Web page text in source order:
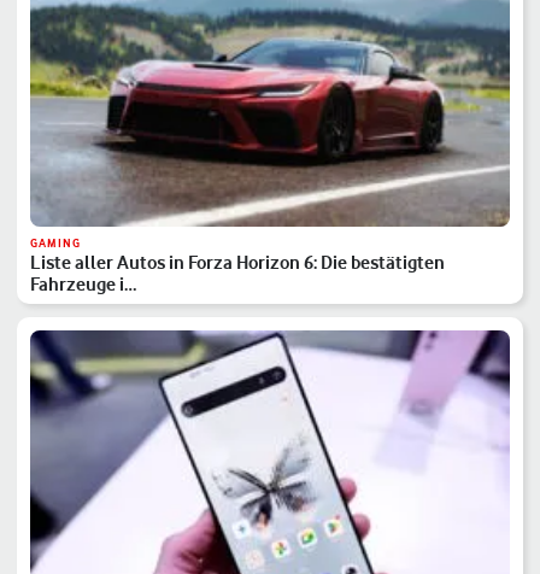
GAMING
Liste aller Autos in Forza Horizon 6: Die bestätigten
Fahrzeuge i…